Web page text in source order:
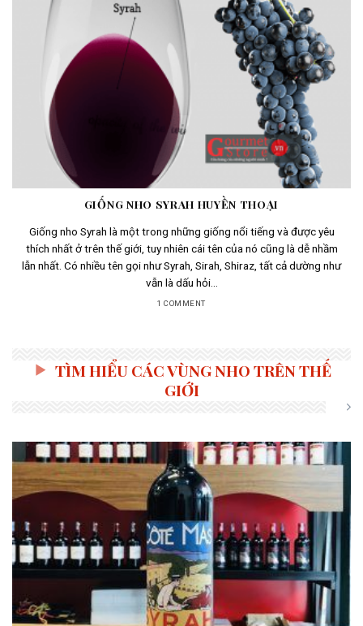
GIỐNG NHO SYRAH HUYỀN THOẠI
Giống nho Syrah là một trong những giống nổi tiếng và được yêu
thích nhất ở trên thế giới, tuy nhiên cái tên của nó cũng là dễ nhầm
lẫn nhất. Có nhiều tên gọi như Syrah, Sirah, Shiraz, tất cả dường như
vẫn là dấu hỏi...
1 COMMENT
TÌM HIỂU CÁC VÙNG NHO TRÊN THẾ
GIỚI